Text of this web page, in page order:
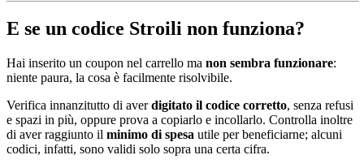
E se un codice Stroili non funziona?
Hai inserito un coupon nel carrello ma non sembra funzionare:
niente paura, la cosa è facilmente risolvibile.
Verifica innanzitutto di averdigitato il codice corretto, senza refusi
e spazi in più, oppure prova a copiarlo e incollarlo. Controlla inoltre
di aver raggiunto il minimo di spesa utile per beneficiarne; alcuni
codici, infatti, sono validi solo sopra una certa cifra.